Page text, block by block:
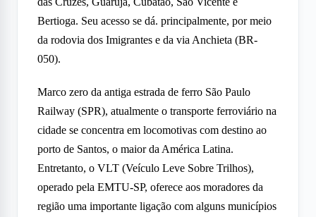
Bertioga. Seu acesso se dá. principalmente, por meio
da rodovia dos Imigrantes e da via Anchieta (BR-
050).
Marco zero da antiga estrada de ferro São Paulo
Railway (SPR), atualmente o transporte ferroviário na
cidade se concentra em locomotivas com destino ao
porto de Santos, o maior da América Latina.
Entretanto, o VLT (Veículo Leve Sobre Trilhos),
operado pela EMTU-SP, oferece aos moradores da
região uma importante ligação com alguns municípios